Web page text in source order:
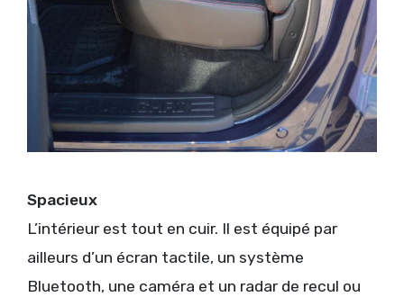
Spacieux
L’intérieur est tout en cuir. Il est équipé par
ailleurs d’un écran tactile, un système
Bluetooth, une caméra et un radar de recul ou